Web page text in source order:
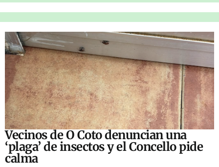
Vecinos de O Coto denuncian una
‘plaga’ de insectos y el Concello pide
calma